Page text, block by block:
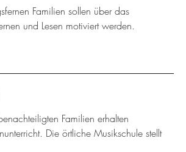
Familien sollen über das
und Lesen motiviert werden.
Familien erhalten
Die örtliche Musikschule stellt